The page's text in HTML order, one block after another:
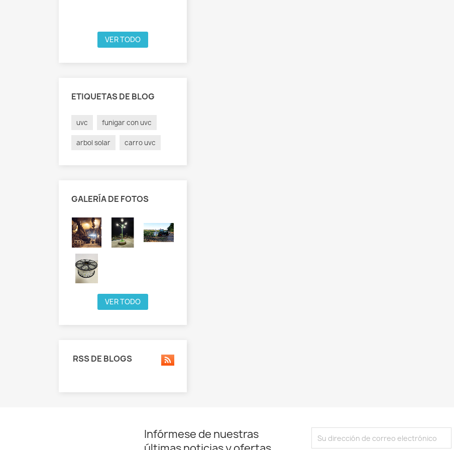
VER TODO
ETIQUETAS DE BLOG
uvc funigar con uvc
arbol solar carro uvc
GALERÍA DE FOTOS
VER TODO
RSS DE BLOGS
Infórmese de nuestras